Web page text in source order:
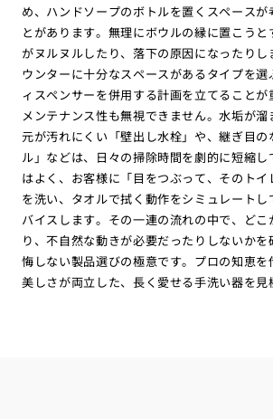
め、ハンドソープのボトルを置くスペースが
とがあります。無理にボウルの縁に置こう
がヌルヌルしたり、落下の原因になったりし
ウンターに十分なスペースがあるタイプを
ィスペンサーを併用する計画を立てることが
メンテナンス性も無視できません。水垢が
元が汚れにくい「壁出し水栓」や、継ぎ目の
ル」などは、日々の掃除時間を劇的に短縮し
はよく、お客様に「目をつぶって、そのト
を洗い、タオルで拭く動作をシミュレートし
バイスします。その一連の流れの中で、どこ
り、不自然な動きが必要だったりしないか
悔しない製品選びの極意です。プロの知恵を
美しさが両立した、長く愛せる手洗い器を見